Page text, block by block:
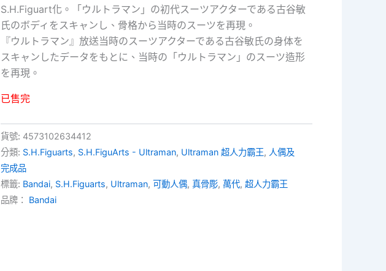
S.H.Figuart化。「ウルトラマン」の初代スーツアクターである古谷敏
氏のボディをスキャンし、骨格から当時のスーツを再現。
『ウルトラマン』放送当時のスーツアクターである古谷敏氏の身体を
スキャンしたデータをもとに、当時の「ウルトラマン」のスーツ造形
を再現。
已售完
貨號: 4573102634412
分類: S.H.Figuarts, S.H.FiguArts - Ultraman, Ultraman 超人力霸王, 人偶及
完成品
標籤: Bandai, S.H.Figuarts, Ultraman,可動人偶,真骨彫,萬代,超人力霸王
品牌： Bandai